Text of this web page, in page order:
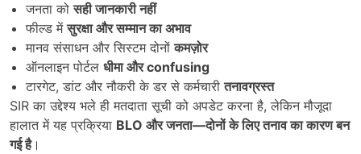
जनता कोसही जानकारी नहीं
फील्ड मेंसुरक्षा और सम्मान का अभाव
मानव संसाधन और सिस्टम दोनोंकमज़ोर
ऑनलाइन पोर्टल धीमा औरconfusing
टारगेट, डांट और नौकरी के डर से कर्मचारीतनावग्रस्त
SIR का उद्देश्य भले ही मतदाता सूची को अपडेट करना है, लेकिन मौजूदा
हालात में यह प्रक्रिया BLO और जनता—दोनों के लिए तनाव का कारण बन
गई है।